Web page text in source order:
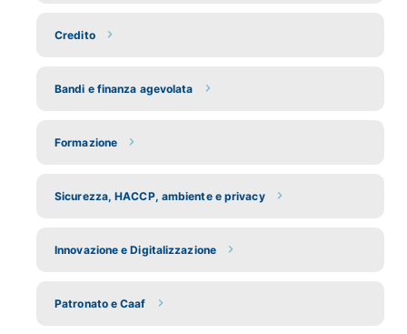
Credito
Bandi e finanza agevolata
Formazione
Sicurezza, HACCP, ambiente e privacy
Innovazione e Digitalizzazione
Patronato e Caaf